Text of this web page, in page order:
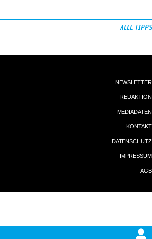
ALLE TIPPS
NEWSLETTER
REDAKTION
MEDIADATEN
KONTAKT
DATENSCHUTZ
IMPRESSUM
AGB